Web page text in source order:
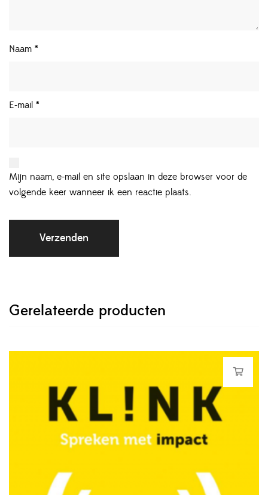
Naam *
E-mail *
Mijn naam, e-mail en site opslaan in deze browser voor de
volgende keer wanneer ik een reactie plaats.
Gerelateerde producten